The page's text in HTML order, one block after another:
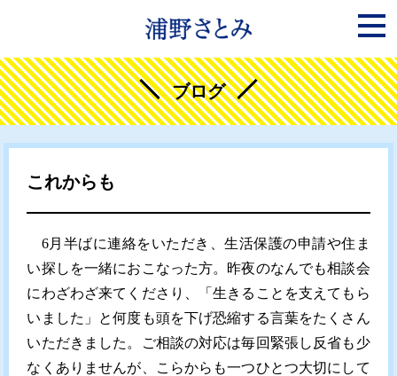
ブログ
これからも
6月半ばに連絡をいただき、生活保護の申請や住ま
い探しを一緒におこなった方。昨夜のなんでも相談会
にわざわざ来てくださり、「生きることを支えてもら
いました」と何度も頭を下げ恐縮する言葉をたくさん
いただきました。ご相談の対応は毎回緊張し反省も少
なくありませんが、こらからも一つひとつ大切にして